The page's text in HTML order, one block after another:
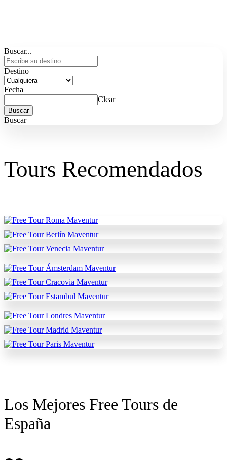
Buscar...
Destino
Fecha
Clear
Buscar
Tours Recomendados
Los Mejores Free Tours de
España